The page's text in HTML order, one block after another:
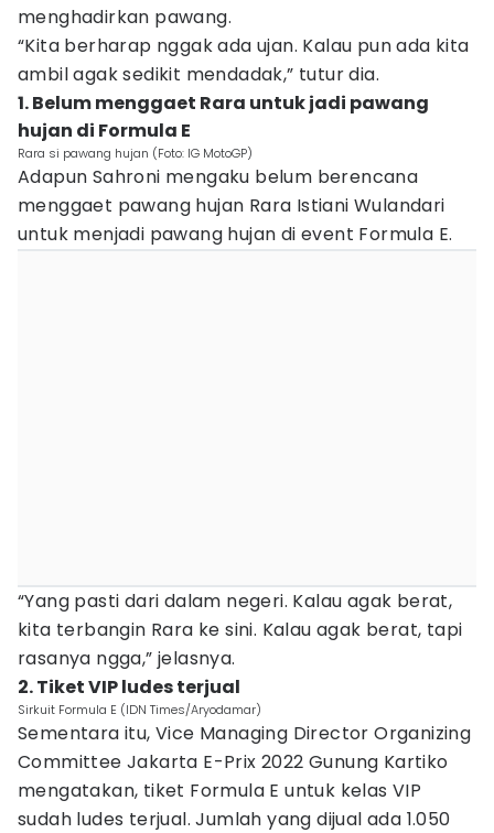
menghadirkan pawang.
“Kita berharap nggak ada ujan. Kalau pun ada kita
ambil agak sedikit mendadak,” tutur dia.
1. Belum menggaet Rara untuk jadi pawang
hujan di Formula E
Rara si pawang hujan (Foto: IG MotoGP)
Adapun Sahroni mengaku belum berencana
menggaet pawang hujan Rara Istiani Wulandari
untuk menjadi pawang hujan di event Formula E.
“Yang pasti dari dalam negeri. Kalau agak berat,
kita terbangin Rara ke sini. Kalau agak berat, tapi
rasanya ngga,” jelasnya.
2. Tiket VIP ludes terjual
Sirkuit Formula E (IDN Times/Aryodamar)
Sementara itu, Vice Managing Director Organizing
Committee Jakarta E-Prix 2022 Gunung Kartiko
mengatakan, tiket Formula E untuk kelas VIP
sudah ludes terjual. Jumlah yang dijual ada 1.050